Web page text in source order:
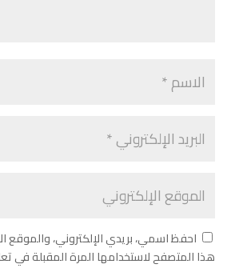
احفظ اسمي، بريدي الإلكتروني، والموقع
هذا المتصفح لاستخدامها المرة المقبلة في